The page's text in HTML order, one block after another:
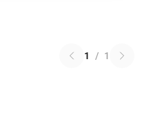
1 / 1